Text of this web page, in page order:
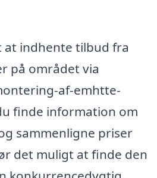
at indhente tilbud fra
på området via
af-emhtte-
finde information om
sammenligne priser
det muligt at finde den